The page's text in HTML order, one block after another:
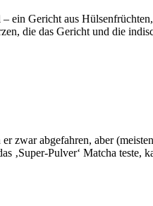
ein Gericht aus
die das Gericht und die
abgefahren, aber
‚Super-Pulver‘ Matcha teste,